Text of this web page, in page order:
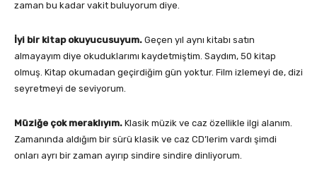
zaman bu kadar vakit buluyorum diye.
İyi bir kitap okuyucusuyum. Geçen yıl aynı kitabı satın
almayayım diye okuduklarımı kaydetmiştim. Saydım, 50 kitap
olmuş. Kitap okumadan geçirdiğim gün yoktur. Film izlemeyi de, dizi
seyretmeyi de seviyorum.
Müziğe çok meraklıyım. Klasik müzik ve caz özellikle ilgi alanım.
Zamanında aldığım bir sürü klasik ve caz CD’lerim vardı şimdi
onları ayrı bir zaman ayırıp sindire sindire dinliyorum.